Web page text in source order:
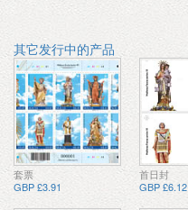
其它发行中的产品
套票
GBP £3.91
首日封
GBP £6.12